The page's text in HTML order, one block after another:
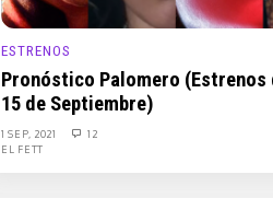
ESTRENOS
Pronóstico Palomero (Estrenos
15 de Septiembre)
1 SEP, 2021
12
EL FETT